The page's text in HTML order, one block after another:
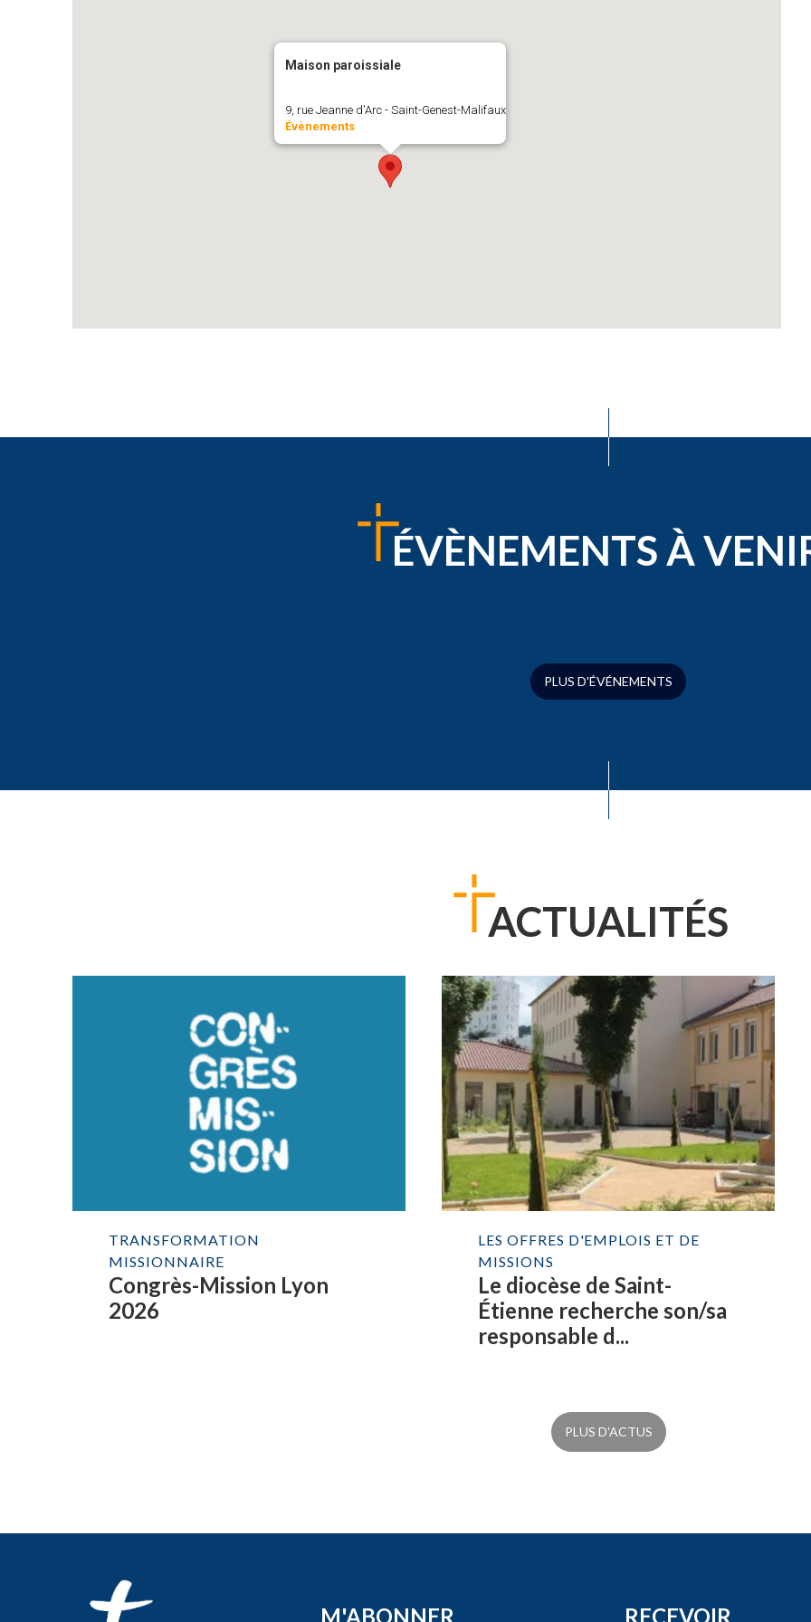
Maison paroissiale
9, rue Jeanne d'Arc - Saint-Genest-Malifaux
Évènements
ÉVÈNEMENTS À
PLUS D'ÉVÉNEMENTS
ACTUALITÉS
TRANSFORMATION
MISSIONNAIRE
Congrès-Mission Lyon
2026
LES OFFRES D'EMPLOIS ET DE
MISSIONS
Le diocèse de Saint-
Étienne recherche son/sa
responsable d...
PLUS D'ACTUS
M'ABONNER RECEVOIR